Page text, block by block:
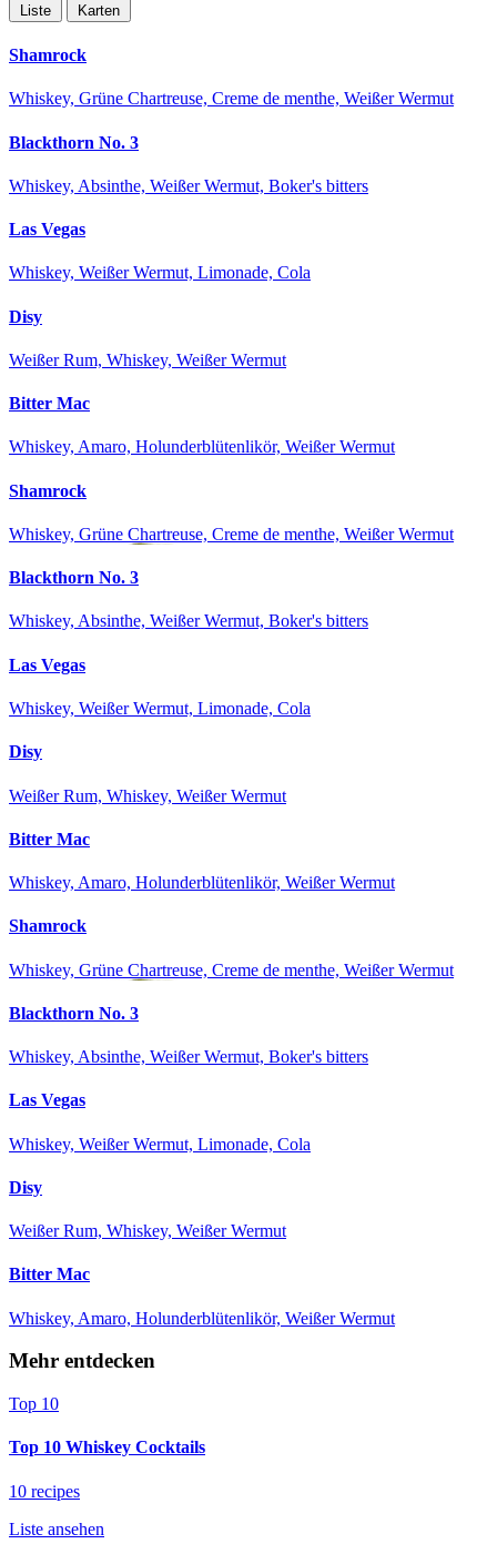
Liste Karten
Shamrock
Whiskey, Grüne Chartreuse, Creme de menthe, Weißer Wermut
Blackthorn No. 3
Whiskey, Absinthe, Weißer Wermut, Boker's bitters
Las Vegas
Whiskey, Weißer Wermut, Limonade, Cola
Disy
Weißer Rum, Whiskey, Weißer Wermut
Bitter Mac
Whiskey, Amaro, Holunderblütenlikör, Weißer Wermut
Shamrock
Whiskey, Grüne Chartreuse, Creme de menthe, Weißer Wermut
Blackthorn No. 3
Whiskey, Absinthe, Weißer Wermut, Boker's bitters
Las Vegas
Whiskey, Weißer Wermut, Limonade, Cola
Disy
Weißer Rum, Whiskey, Weißer Wermut
Bitter Mac
Whiskey, Amaro, Holunderblütenlikör, Weißer Wermut
Shamrock
Whiskey, Grüne Chartreuse, Creme de menthe, Weißer Wermut
Blackthorn No. 3
Whiskey, Absinthe, Weißer Wermut, Boker's bitters
Las Vegas
Whiskey, Weißer Wermut, Limonade, Cola
Disy
Weißer Rum, Whiskey, Weißer Wermut
Bitter Mac
Whiskey, Amaro, Holunderblütenlikör, Weißer Wermut
Mehr entdecken
Top 10
Top 10 Whiskey Cocktails
10 recipes
Liste ansehen